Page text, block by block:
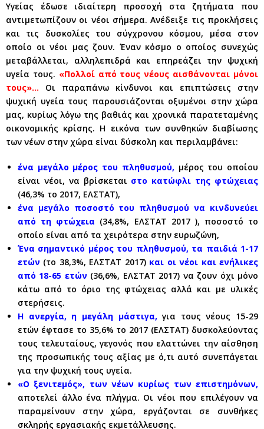
Υγείας έδωσε ιδιαίτερη προσοχή στα ζητήματα που
αντιμετωπίζουν οι νέοι σήμερα. Ανέδειξε τις προκλήσεις
και τις δυσκολίες του σύγχρονου κόσμου, μέσα στον
οποίο οι νέοι μας ζουν. Έναν κόσμο ο οποίος συνεχώς
μεταβάλλεται, αλληλεπιδρά και επηρεάζει την ψυχική
υγεία τους. «Πολλοί από τους νέους αισθάνονται μόνοι
τους»… Οι παραπάνω κίνδυνοι και επιπτώσεις στην
ψυχική υγεία τους παρουσιάζονται οξυμένοι στην χώρα
μας, κυρίως λόγω της βαθιάς και χρονικά παρατεταμένης
οικονομικής κρίσης. Η εικόνα των συνθηκών διαβίωσης
των νέων στην χώρα είναι δύσκολη και περιλαμβάνει:
ένα μεγάλο μέρος του πληθυσμού, μέρος του οποίου
είναι νέοι, να βρίσκεται στο κατώφλι της φτώχειας
(46,3% το 2017, ΕΛΣΤΑΤ),
ένα μεγάλο ποσοστό του πληθυσμού να κινδυνεύει
από τη φτώχεια (34,8%, ΕΛΣΤΑΤ 2017 ), ποσοστό το
οποίο είναι από τα χειρότερα στην ευρωζώνη,
Ένα σημαντικό μέρος του πληθυσμού, τα παιδιά 1-17
ετών (το 38,3%, ΕΛΣΤΑΤ 2017) και οι νέοι και ενήλικες
από 18-65 ετών (36,6%, ΕΛΣΤΑΤ 2017) να ζουν όχι μόνο
κάτω από το όριο της φτώχειας αλλά και με υλικές
στερήσεις.
Η ανεργία, η μεγάλη μάστιγα, για τους νέους 15-29
ετών έφτασε το 35,6% το 2017 (ΕΛΣΤΑΤ) δυσκολεύοντας
τους τελευταίους, γεγονός που ελαττώνει την αίσθηση
της προσωπικής τους αξίας με ό,τι αυτό συνεπάγεται
για την ψυχική τους υγεία.
«Ο ξενιτεμός», των νέων κυρίως των επιστημόνων,
αποτελεί άλλο ένα πλήγμα. Οι νέοι που επιλέγουν να
παραμείνουν στην χώρα, εργάζονται σε συνθήκες
σκληρής εργασιακής εκμετάλλευσης.